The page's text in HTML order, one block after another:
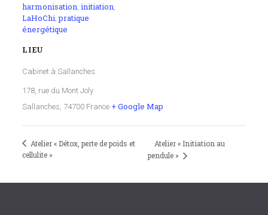
harmonisation initiation
LaHoChi ,pratique
énergétique
LIEU
Cabinet à Sallanches
178, rue du Mont Joly
Sallanches 74700 France + Google Map
Atelier « Détox, perte de poids et
cellulite »
Atelier « Initiation au
pendule »